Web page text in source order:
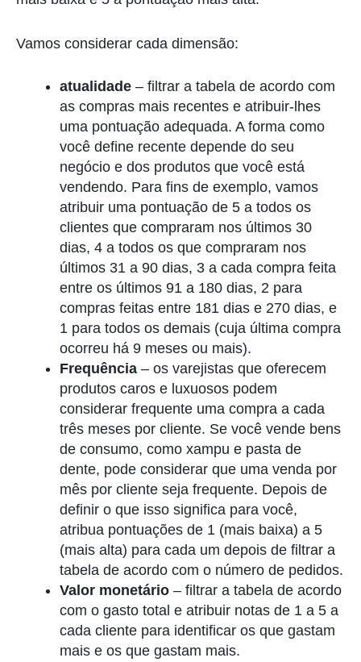
Vamos considerar cada dimensão:
atualidade – filtrar a tabela de acordo com
as compras mais recentes e atribuir-lhes
uma pontuação adequada. A forma como
você define recente depende do seu
negócio e dos produtos que você está
vendendo. Para fins de exemplo, vamos
atribuir uma pontuação de 5 a todos os
clientes que compraram nos últimos 30
dias, 4 a todos os que compraram nos
últimos 31 a 90 dias, 3 a cada compra feita
entre os últimos 91 a 180 dias, 2 para
compras feitas entre 181 dias e 270 dias, e
1 para todos os demais (cuja última compra
ocorreu há 9 meses ou mais).
Frequência – os varejistas que oferecem
produtos caros e luxuosos podem
considerar frequente uma compra a cada
três meses por cliente. Se você vende bens
de consumo, como xampu e pasta de
dente, pode considerar que uma venda por
mês por cliente seja frequente. Depois de
definir o que isso significa para você,
atribua pontuações de 1 (mais baixa) a 5
(mais alta) para cada um depois de filtrar a
tabela de acordo com o número de pedidos.
Valor monetário – filtrar a tabela de acordo
com o gasto total e atribuir notas de 1 a 5 a
cada cliente para identificar os que gastam
mais e os que gastam mais.